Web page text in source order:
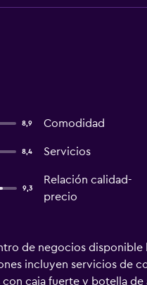
8,9 Comodidad
8,4 Servicios
9,3
Relación calidad-
precio
de negocios disponible
incluyen servicios de
caja fuerte y botella de